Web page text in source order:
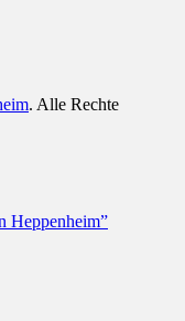
. Alle Rechte
Heppenheim”